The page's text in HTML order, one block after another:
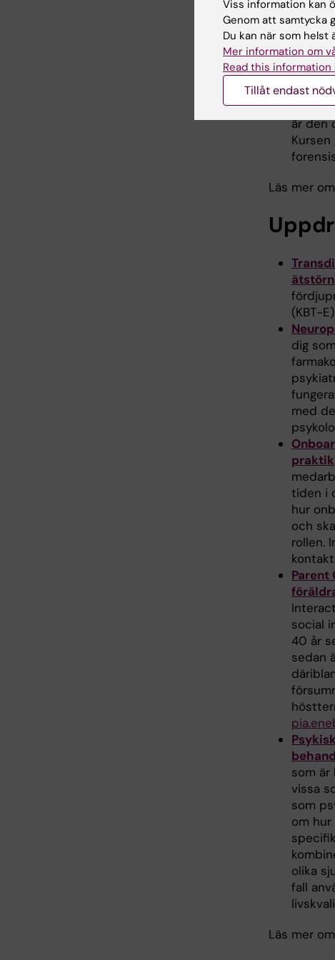
mixed-
Klinisk
är den
Läs mer
(KBT-
dig
med
praktik
tiden i
hur
och
rollen.
social
40 år
sedan
som är
vissa
som
om
olika
fall
Läs mer
Viss information kan
Genom att samtycka
Du kan när som helst
Mer information om
Read this information
Tillåt endast